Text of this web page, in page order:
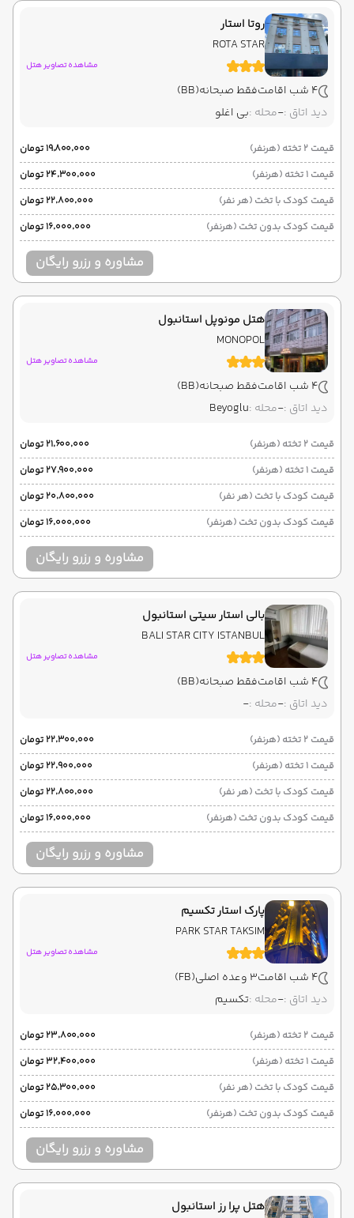
پایان سفر استانبول , فرودگاه جدید استانبول IST
تهران , فرودگاه بین‌المللی امام خمینی IKA
نوع سفر :هوایی(Economy)
ساعت حرکت :20:30
روتا استار
ROTA STAR
مشاهده تصاویر هتل
4 شب اقامت فقط صبحانه(BB)
دید اتاق :-محله :بی اغلو
قیمت 2 تخته (هرنفر)
۱۹٬۸۰۰٬۰۰۰ تومان
قیمت 1 تخته (هرنفر)
۲۴٬۳۰۰٬۰۰۰ تومان
قیمت کودک با تخت (هر نفر)
۲۲٬۸۰۰٬۰۰۰ تومان
قیمت کودک بدون تخت (هرنفر)
۱۶٬۰۰۰٬۰۰۰ تومان
مشاوره و رزرو رایگان
هتل مونوپل استانبول
MONOPOL
مشاهده تصاویر هتل
4 شب اقامت فقط صبحانه(BB)
دید اتاق :-محله :Beyoglu
قیمت 2 تخته (هرنفر)
۲۱٬۶۰۰٬۰۰۰ تومان
قیمت 1 تخته (هرنفر)
۲۷٬۹۰۰٬۰۰۰ تومان
قیمت کودک با تخت (هر نفر)
۲۰٬۸۰۰٬۰۰۰ تومان
قیمت کودک بدون تخت (هرنفر)
۱۶٬۰۰۰٬۰۰۰ تومان
مشاوره و رزرو رایگان
بالی استار سیتی استانبول
BALI STAR CITY ISTANBUL
مشاهده تصاویر هتل
4 شب اقامت فقط صبحانه(BB)
دید اتاق :-محله :-
قیمت 2 تخته (هرنفر)
۲۲٬۳۰۰٬۰۰۰ تومان
قیمت 1 تخته (هرنفر)
۲۲٬۹۰۰٬۰۰۰ تومان
قیمت کودک با تخت (هر نفر)
۲۲٬۸۰۰٬۰۰۰ تومان
قیمت کودک بدون تخت (هرنفر)
۱۶٬۰۰۰٬۰۰۰ تومان
مشاوره و رزرو رایگان
پارک استار تکسیم
PARK STAR TAKSIM
مشاهده تصاویر هتل
4 شب اقامت 3 وعده اصلی
(FB)
دید اتاق :-محله :تکسیم
قیمت 2 تخته (هرنفر)
۲۳٬۸۰۰٬۰۰۰ تومان
قیمت 1 تخته (هرنفر)
۳۲٬۴۰۰٬۰۰۰ تومان
قیمت کودک با تخت (هر نفر)
۲۵٬۳۰۰٬۰۰۰ تومان
قیمت کودک بدون تخت (هرنفر)
۱۶٬۰۰۰٬۰۰۰ تومان
مشاوره و رزرو رایگان
هتل پرا رز استانبول